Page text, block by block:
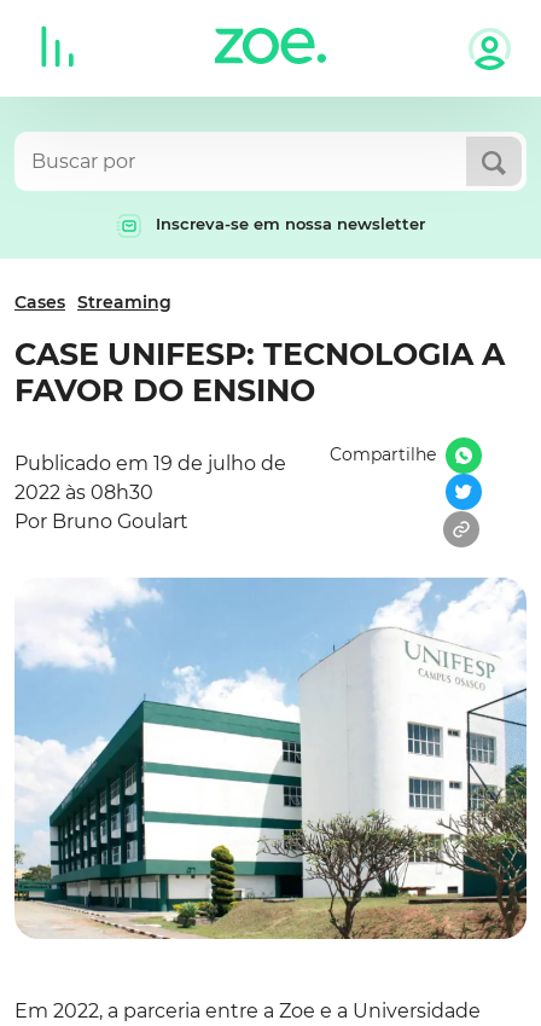
content
Inscreva-se em nossa newsletter
Cases Streaming
CASE UNIFESP: TECNOLOGIA A
FAVOR DO ENSINO
Publicado em 19 de julho de
2022 às 08h30
Por Bruno Goulart
Compartilhe
Em 2022, a parceria entre a Zoe e a Universidade